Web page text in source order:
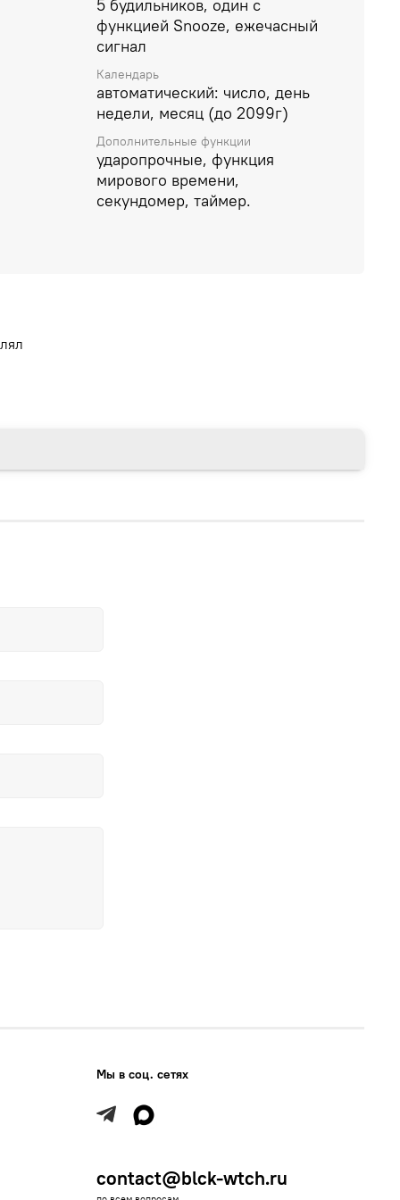
5 будильников, один с
функцией Snooze, ежечасный
сигнал
Календарь
автоматический: число, день
недели, месяц (до 2099г)
Дополнительные функции
ударопрочные, функция
мирового времени,
секундомер, таймер.
Мы в соц. сетях
contact@blck-wtch.ru